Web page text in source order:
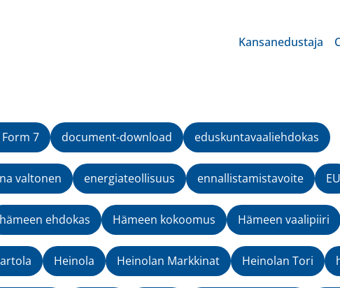
Kansanedustaja
7 document-download eduskuntavaaliehdokas
valtonen energiateollisuus ennallistamistavoite EU
hämeen ehdokas Hämeen kokoomus Hämeen vaalipiiri
Heinola Heinolan Markkinat Heinolan Tori